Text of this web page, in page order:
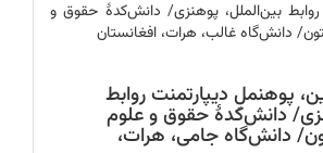
روابط بین‌الملل، پوهنزی/ دانش‌کدۀ حقوق و
دانش‌گاه غالب، هرات، افغانستان
پوهنملِ دیپارتمنت روابط
دانش‌کدۀ حقوق و علوم
دانش‌گاه جامی‌، هرات،